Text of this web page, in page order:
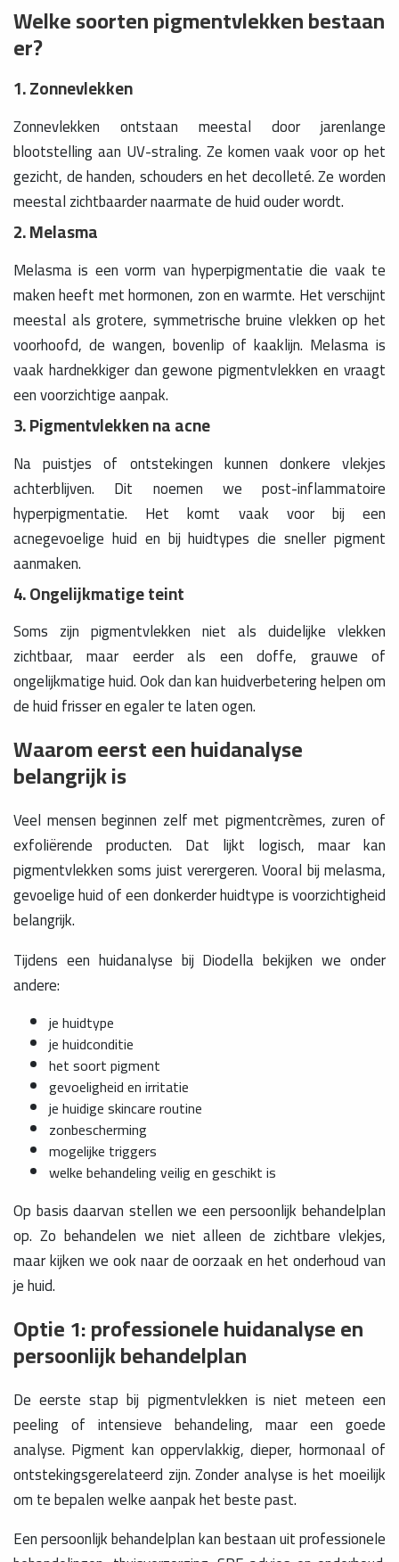
Welke soorten pigmentvlekken bestaan
er?
1. Zonnevlekken
Zonnevlekken ontstaan meestal door jarenlange
blootstelling aan UV-straling. Ze komen vaak voor op het
gezicht, de handen, schouders en het decolleté. Ze worden
meestal zichtbaarder naarmate de huid ouder wordt.
2. Melasma
Melasma is een vorm van hyperpigmentatie die vaak te
maken heeft met hormonen, zon en warmte. Het verschijnt
meestal als grotere, symmetrische bruine vlekken op het
voorhoofd, de wangen, bovenlip of kaaklijn. Melasma is
vaak hardnekkiger dan gewone pigmentvlekken en vraagt
een voorzichtige aanpak.
3. Pigmentvlekken na acne
Na puistjes of ontstekingen kunnen donkere vlekjes
achterblijven. Dit noemen we post-inflammatoire
hyperpigmentatie. Het komt vaak voor bij een
acnegevoelige huid en bij huidtypes die sneller pigment
aanmaken.
4. Ongelijkmatige teint
Soms zijn pigmentvlekken niet als duidelijke vlekken
zichtbaar, maar eerder als een doffe, grauwe of
ongelijkmatige huid. Ook dan kan huidverbetering helpen om
de huid frisser en egaler te laten ogen.
Waarom eerst een huidanalyse
belangrijk is
Veel mensen beginnen zelf met pigmentcrèmes, zuren of
exfoliërende producten. Dat lijkt logisch, maar kan
pigmentvlekken soms juist verergeren. Vooral bij melasma,
gevoelige huid of een donkerder huidtype is voorzichtigheid
belangrijk.
Tijdens een huidanalyse bij Diodella bekijken we onder
andere:
je huidtype
je huidconditie
het soort pigment
gevoeligheid en irritatie
je huidige skincare routine
zonbescherming
mogelijke triggers
welke behandeling veilig en geschikt is
Op basis daarvan stellen we een persoonlijk behandelplan
op. Zo behandelen we niet alleen de zichtbare vlekjes,
maar kijken we ook naar de oorzaak en het onderhoud van
je huid.
Optie 1: professionele huidanalyse en
persoonlijk behandelplan
De eerste stap bij pigmentvlekken is niet meteen een
peeling of intensieve behandeling, maar een goede
analyse. Pigment kan oppervlakkig, dieper, hormonaal of
ontstekingsgerelateerd zijn. Zonder analyse is het moeilijk
om te bepalen welke aanpak het beste past.
Een persoonlijk behandelplan kan bestaan uit professionele